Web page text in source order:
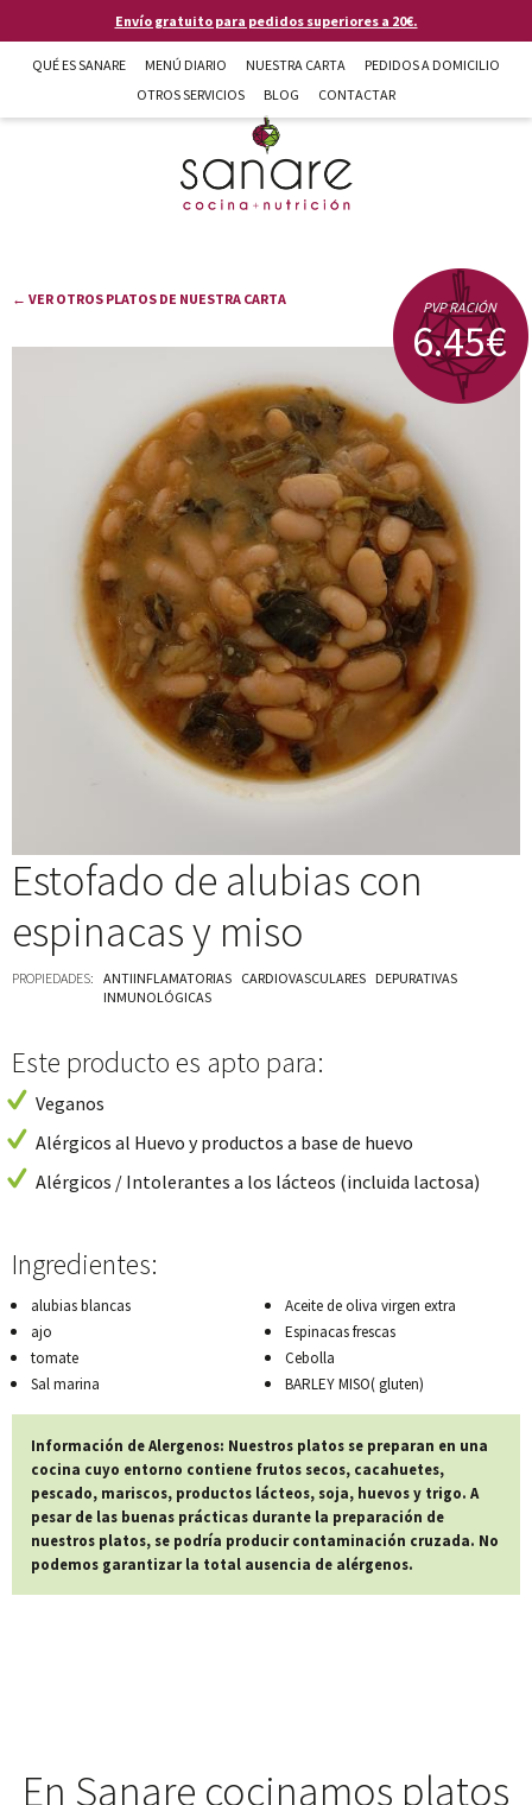
Pasar al contenido principalEnvío gratuito para pedidos superiores a 20€.
QUÉ ES SANARE MENÚ DIARIO NUESTRA CARTA
PEDIDOS A DOMICILIO
OTROS SERVICIOS
BLOG CONTACTAR
Sanare cocina + nutrición en Almería
← VER OTROS PLATOS DE NUESTRA CARTA
Estofado de alubias con
espinacas y miso
PROPIEDADES: ANTIINFLAMATORIAS CARDIOVASCULARES DEPURATIVAS
INMUNOLÓGICAS
Este producto es apto para:
Veganos
Alérgicos al Huevo y productos a base de huevo
Alérgicos / Intolerantes a los lácteos (incluida lactosa)
Ingredientes:
alubias blancas
ajo
tomate
Sal marina
Aceite de oliva virgen extra
Espinacas frescas
Cebolla
BARLEY MISO( gluten)
Información de Alergenos: Nuestros platos se preparan en una
cocina cuyo entorno contiene frutos secos, cacahuetes,
pescado, mariscos, productos lácteos, soja, huevos y trigo. A
pesar de las buenas prácticas durante la preparación de
nuestros platos, se podría producir contaminación cruzada. No
podemos garantizar la total ausencia de alérgenos.
PVP RACIÓN
6.45€
En Sanare cocinamos platos